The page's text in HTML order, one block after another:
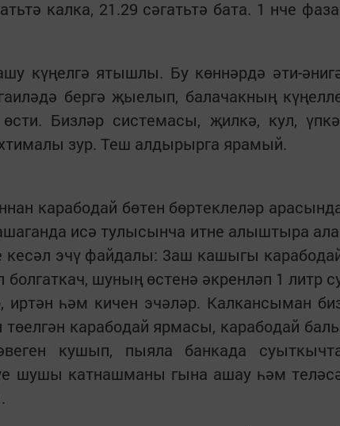
калка, 21.29 сәгатьтә бата. 1 нче
күңелгә ятышлы. Бу көннәрдә әти-
бергә җыелып, балачакның
Бизләр системасы, җилкә, кул,
зур. Теш алдырырга ярамый.
карабодай бөтен бөртеклеләр
исә тулысынча итне алыштыра
кесәл эчү файдалы: 3аш кашыгы
шуның өстенә әкренләп 1 литр
иртән һәм кичен эчәләр. Калкансыман
карабодай ярмасы, карабодай
кушып, пыяла банкада
шушы катнашманы гына ашау һәм